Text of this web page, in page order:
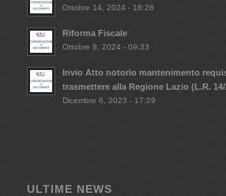
Ottobre 14, 2024 - 18:28
Riforma Fiscale
Ottobre 8, 2024 - 09:33
Invio Atto notorio mantenimento
trasmettere alla Regione Lazio (L.R. 14/
Dicembre 6, 2023 - 17:29
ULTIME NEWS